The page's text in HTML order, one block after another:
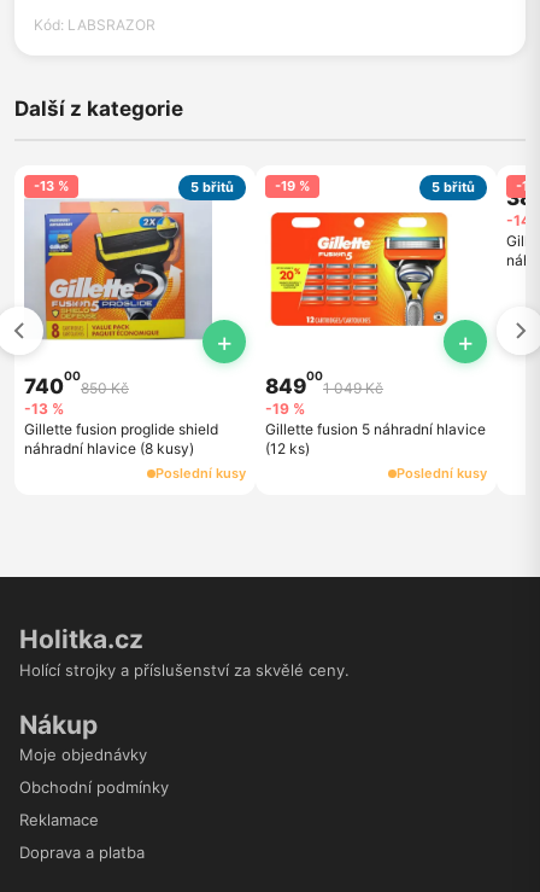
Kód: LABSRAZOR
Další z kategorie
-13 % 5 břitů
+
74000
850 Kč
-13 %
Gillette fusion proglide shield
náhradní hlavice (8 kusy)
Poslední kusy
-19 % 5 břitů
+
84900
1 049 Kč
-19 %
Gillette fusion 5 náhradní hlavice
(12 ks)
Poslední kusy
-14
-14
Holitka.cz
Holící strojky a příslušenství za skvělé ceny.
Nákup
Moje objednávky
Obchodní podmínky
Reklamace
Doprava a platba